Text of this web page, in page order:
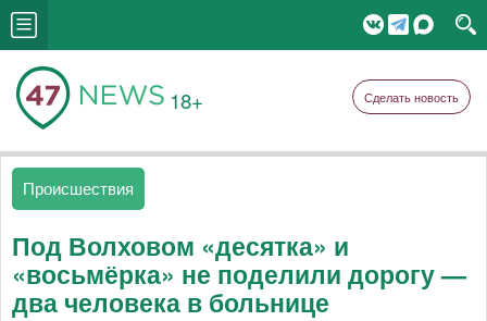
18+ Сделать новость
Происшествия
Под Волховом «десятка» и
«восьмёрка» не поделили дорогу —
два человека в больнице